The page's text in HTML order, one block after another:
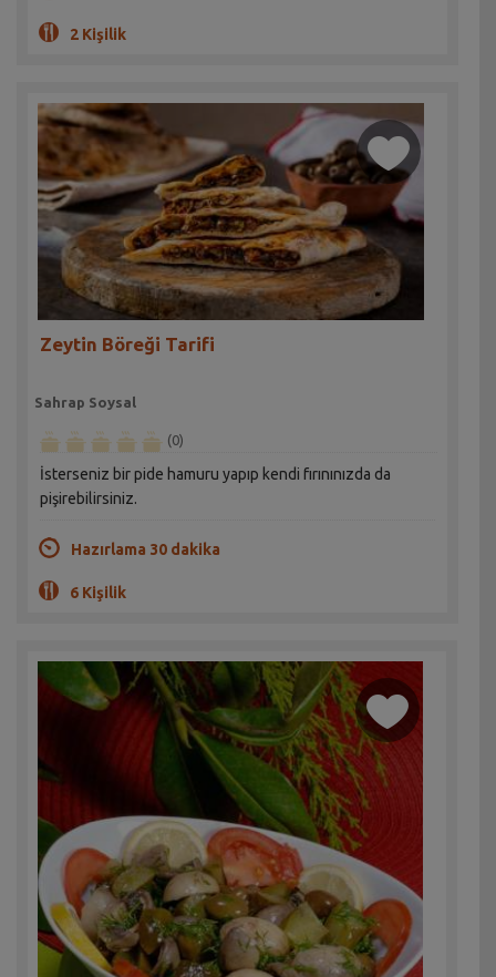
2 Kişilik
Zeytin Böreği Tarifi
Sahrap Soysal
(0)
İsterseniz bir pide hamuru yapıp kendi fırınınızda da
pişirebilirsiniz.
Hazırlama 30 dakika
6 Kişilik